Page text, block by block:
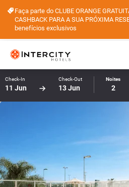
Faça parte do CLUBE ORANGE
CASHBACK PARA A SUA PRÓXIMA
benefícios exclusivos
Check-In
11 Jun
Check-Out
13 Jun
Noites
2